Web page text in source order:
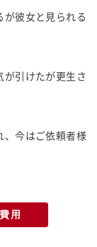
彼女と見られる
引けたが更生さ
、今はご依頼者様
用